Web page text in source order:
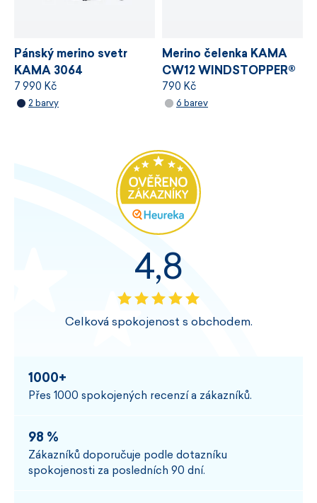
Pánský merino svetr
KAMA 3064
WINDSTOPPER®
7 990 Kč
2 barvy
Merino čelenka KAMA
CW12 WINDSTOPPER®
790 Kč
6 barev
4,8
Celková spokojenost s obchodem.
1000+
Přes 1000 spokojených recenzí a zákazníků.
98 %
Zákazníků doporučuje podle dotazníku
spokojenosti za posledních 90 dní.